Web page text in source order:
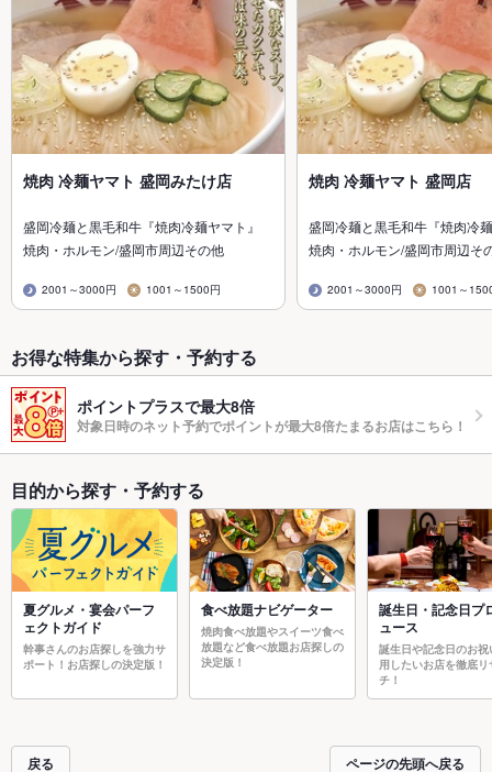
焼肉 冷麺ヤマト 盛岡みたけ店
盛岡冷麺と黒毛和牛『焼肉冷麺ヤマト』
焼肉・ホルモン/盛岡市周辺その他
2001～3000円 1001～1500円
焼肉 冷麺ヤマト 盛岡店
盛岡冷麺と黒毛和牛『焼肉冷
焼肉・ホルモン/盛岡市周辺そ
2001～3000円 1001～
お得な特集から探す・予約する
ポイントプラスで最大8倍
対象日時のネット予約でポイントが最大8倍たまるお店はこちら！
目的から探す・予約する
夏グルメ・宴会パーフ
ェクトガイド
幹事さんのお店探しを強力サ
ポート！お店探しの決定版！
食べ放題ナビゲーター
焼肉食べ放題やスイーツ食べ
放題など食べ放題お店探しの
決定版！
誕生日・記念日プ
ュース
誕生日や記念日のお祝
用したいお店を徹底リ
チ！
戻る ページの先頭へ戻る